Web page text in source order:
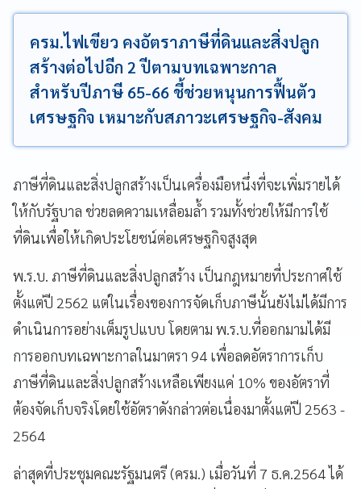
ครม.ไฟเขียว คงอัตราภาษีที่ดินและสิ่งปลูก
สร้างต่อไปอีก 2 ปีตามบทเฉพาะกาล
สำหรับปีภาษี 65-66 ชี้ช่วยหนุนการฟื้นตัว
เศรษฐกิจ เหมาะกับสภาวะเศรษฐกิจ-สังคม
ภาษีที่ดินและสิ่งปลูกสร้างเป็นเครื่องมือหนึ่งที่จะเพิ่มรายได้
ให้กับรัฐบาล ช่วยลดความเหลื่อมล้ำ รวมทั้งช่วยให้มีการใช้
ที่ดินเพื่อให้เกิดประโยชน์ต่อเศรษฐกิจสูงสุด
พ.ร.บ. ภาษีที่ดินและสิ่งปลูกสร้าง เป็นกฎหมายที่ประกาศใช้
ตั้งแต่ปี 2562 แต่ในเรื่องของการจัดเก็บภาษีนั้นยังไม่ได้มีการ
ดำเนินการอย่างเต็มรูปแบบ โดยตาม พ.ร.บ.ที่ออกมามได้มี
การออกบทเฉพาะกาลในมาตรา 94 เพื่อลดอัตราการเก็บ
ภาษีที่ดินและสิ่งปลูกสร้างเหลือเพียงแค่ 10% ของอัตราที่
ต้องจัดเก็บจริงโดยใช้อัตราดังกล่าวต่อเนื่องมาตั้งแต่ปี 2563 -
2564
ล่าสุดที่ประชุมคณะรัฐมนตรี (ครม.) เมื่อวันที่ 7 ธ.ค.2564 ได้